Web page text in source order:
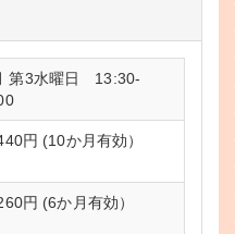
第3水曜日 13:30-
円 (10か月有効）
円 (6か月有効）